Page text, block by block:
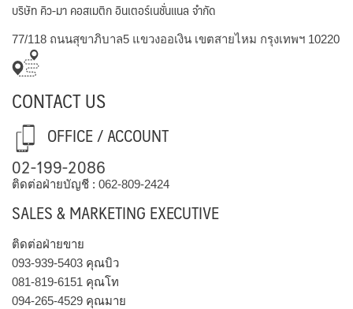
บริษัท คิว-มา คอสเมติก อินเตอร์เนชั่นแนล จำกัด
77/118 ถนนสุขาภิบาล5 แขวงออเงิน เขตสายไหม กรุงเทพฯ 10220
CONTACT US
OFFICE / ACCOUNT
02-199-2086
ติดต่อฝ่ายบัญชี : 062-809-2424
SALES & MARKETING EXECUTIVE
ติดต่อฝ่ายขาย
093-939-5403 คุณบิว
081-819-6151 คุณโท
094-265-4529 คุณมาย